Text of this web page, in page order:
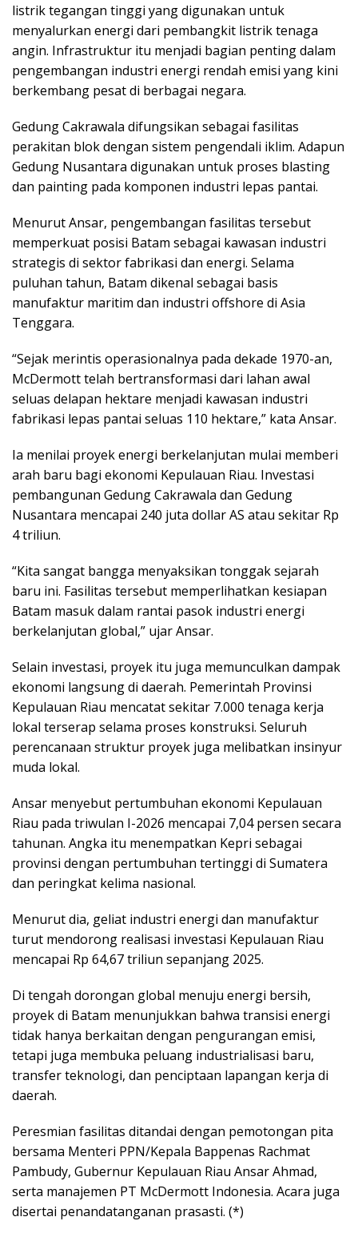
listrik tegangan tinggi yang digunakan untuk
menyalurkan energi dari pembangkit listrik tenaga
angin. Infrastruktur itu menjadi bagian penting dalam
pengembangan industri energi rendah emisi yang kini
berkembang pesat di berbagai negara.
Gedung Cakrawala difungsikan sebagai fasilitas
perakitan blok dengan sistem pengendali iklim. Adapun
Gedung Nusantara digunakan untuk proses blasting
dan painting pada komponen industri lepas pantai.
Menurut Ansar, pengembangan fasilitas tersebut
memperkuat posisi Batam sebagai kawasan industri
strategis di sektor fabrikasi dan energi. Selama
puluhan tahun, Batam dikenal sebagai basis
manufaktur maritim dan industri offshore di Asia
Tenggara.
“Sejak merintis operasionalnya pada dekade 1970-an,
McDermott telah bertransformasi dari lahan awal
seluas delapan hektare menjadi kawasan industri
fabrikasi lepas pantai seluas 110 hektare,” kata Ansar.
Ia menilai proyek energi berkelanjutan mulai memberi
arah baru bagi ekonomi Kepulauan Riau. Investasi
pembangunan Gedung Cakrawala dan Gedung
Nusantara mencapai 240 juta dollar AS atau sekitar Rp
4 triliun.
“Kita sangat bangga menyaksikan tonggak sejarah
baru ini. Fasilitas tersebut memperlihatkan kesiapan
Batam masuk dalam rantai pasok industri energi
berkelanjutan global,” ujar Ansar.
Selain investasi, proyek itu juga memunculkan dampak
ekonomi langsung di daerah. Pemerintah Provinsi
Kepulauan Riau mencatat sekitar 7.000 tenaga kerja
lokal terserap selama proses konstruksi. Seluruh
perencanaan struktur proyek juga melibatkan insinyur
muda lokal.
Ansar menyebut pertumbuhan ekonomi Kepulauan
Riau pada triwulan I-2026 mencapai 7,04 persen secara
tahunan. Angka itu menempatkan Kepri sebagai
provinsi dengan pertumbuhan tertinggi di Sumatera
dan peringkat kelima nasional.
Menurut dia, geliat industri energi dan manufaktur
turut mendorong realisasi investasi Kepulauan Riau
mencapai Rp 64,67 triliun sepanjang 2025.
Di tengah dorongan global menuju energi bersih,
proyek di Batam menunjukkan bahwa transisi energi
tidak hanya berkaitan dengan pengurangan emisi,
tetapi juga membuka peluang industrialisasi baru,
transfer teknologi, dan penciptaan lapangan kerja di
daerah.
Peresmian fasilitas ditandai dengan pemotongan pita
bersama Menteri PPN/Kepala Bappenas Rachmat
Pambudy, Gubernur Kepulauan Riau Ansar Ahmad,
serta manajemen PT McDermott Indonesia. Acara juga
disertai penandatanganan prasasti. (*)